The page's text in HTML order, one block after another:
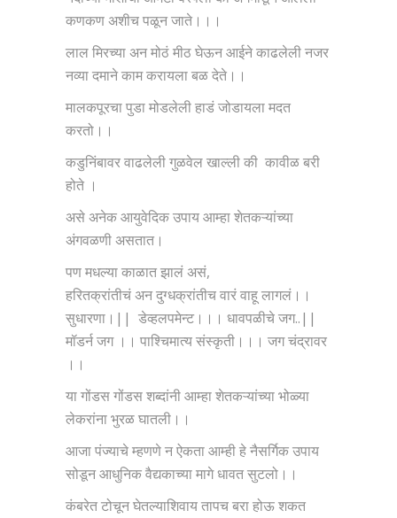
कणकण अशीच पळून जाते।।।
लाल मिरच्या अन मोठं मीठ घेऊन आईने काढलेली नजर
नव्या दमाने काम करायला बळ देते।।
मालकपूरचा पुडा मोडलेली हाडं जोडायला मदत
करतो।।
कडुनिंबावर वाढलेली गुळवेल खाल्ली की कावीळ बरी
होते ।
असे अनेक आयुवेदिक उपाय आम्हा शेतकऱ्यांच्या
अंगवळणी असतात।
पण मधल्या काळात झालं असं,
हरितक्रांतीचं अन दुग्धक्रांतीच वारं वाहू लागलं।।
सुधारणा।|| डेव्हलपमेन्ट।।। धावपळीचे जग..||
मॉडर्न जग ।। पाश्चिमात्य संस्कृती।।। जग चंद्रावर
।।
या गोंडस गोंडस शब्दांनी आम्हा शेतकऱ्यांच्या भोळ्या
लेकरांना भुरळ घातली।।
आजा पंज्याचे म्हणणे न ऐकता आम्ही हे नैसर्गिक उपाय
सोडून आधुनिक वैद्यकाच्या मागे धावत सुटलो।।
कंबरेत टोचून घेतल्याशिवाय तापच बरा होऊ शकत